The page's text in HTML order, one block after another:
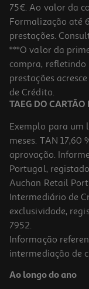
75€. Ao valor da
Formalização até
prestações.
***O valor da
compra,
prestações
de Crédito.
TAEG DO CARTÃO
Exemplo para um
meses. TAN 17,60
aprovação.
Portugal,
Auchan Retail
Intermediário de
exclusividade,
7952.
Informação
intermediação de
Ao longo do ano